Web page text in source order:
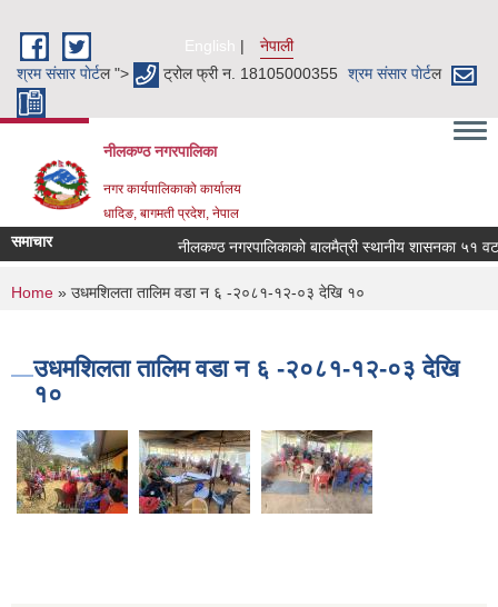
English
नेपाली
श्रम संसार पाेर्टल "> ट्रोल फ्री न. 18105000355 श्रम संसार पाेर्टल
नीलकण्ठ नगरपालिका
नगर कार्यपालिकाको कार्यालय
धादिङ, बागमती प्रदेश, नेपाल
समाचार नीलकण्ठ नगरपालिकाको बालमैत्री स्थानीय शासनका ५१
You are here
Home » उधमशिलता तालिम वडा न ६ -२०८१-१२-०३ देखि १०
उधमशिलता तालिम वडा न ६ -२०८१-१२-०३ देखि
१०